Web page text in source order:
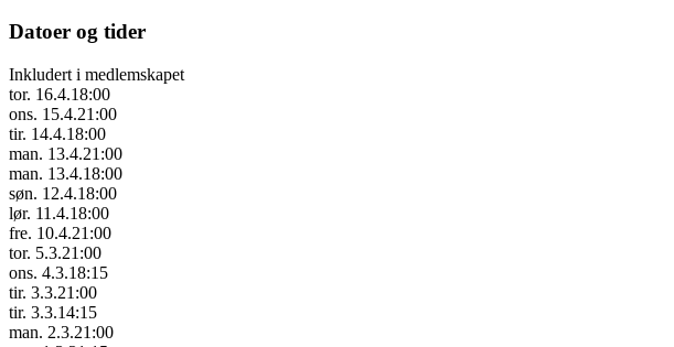
Datoer og tider
Inkludert i medlemskapet
tor. 16.4.18:00
ons. 15.4.21:00
tir. 14.4.18:00
man. 13.4.21:00
man. 13.4.18:00
søn. 12.4.18:00
lør. 11.4.18:00
fre. 10.4.21:00
tor. 5.3.21:00
ons. 4.3.18:15
tir. 3.3.21:00
tir. 3.3.14:15
man. 2.3.21:00